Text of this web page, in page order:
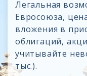
Легальная
Евросоюза,
вложения в
облигаций,
учитывайте
тыс.).